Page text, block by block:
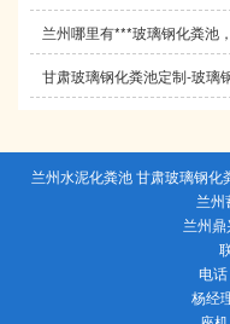
兰州哪里有***玻璃钢化粪池
甘肃玻璃钢化粪池定制-玻璃
兰州水泥化粪池 甘肃玻璃钢
兰州
兰州
电
杨经